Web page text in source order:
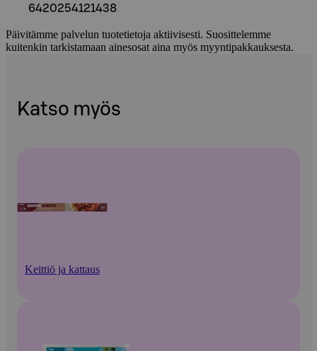
6420254121438
Päivitämme palvelun tuotetietoja aktiivisesti. Suosittelemme
kuitenkin tarkistamaan ainesosat aina myös myyntipakkauksesta.
Katso myös
Keittiö ja kattaus